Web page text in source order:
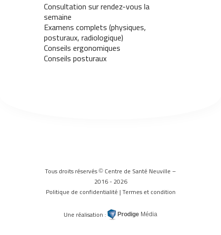
Consultation sur rendez-vous la
semaine
Examens complets (physiques,
posturaux, radiologique)
Conseils ergonomiques
Conseils posturaux
Tous droits réservés © Centre de Santé Neuville –
2016 - 2026
Politique de confidentialité | Termes et condition
Une réalisation : Prodige Média